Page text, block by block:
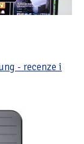
- recenze i